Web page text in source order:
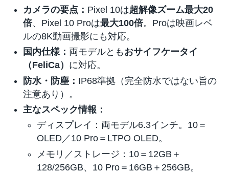
カメラの要点： Pixel 10は超解像ズーム最大20
倍、Pixel 10 Proは最大100倍。Proは映画レベ
ルの8K動画撮影にも対応。
国内仕様： 両モデルとも おサイフケータイ
（FeliCa） に対応。
防水・防塵： IP68準拠（完全防水ではない旨の
注意あり）。
主なスペック情報：
ディスプレイ：両モデル6.3インチ。10＝
OLED／10 Pro＝LTPO OLED。
メモリ／ストレージ：10＝12GB＋
128/256GB、10 Pro＝16GB＋256GB。